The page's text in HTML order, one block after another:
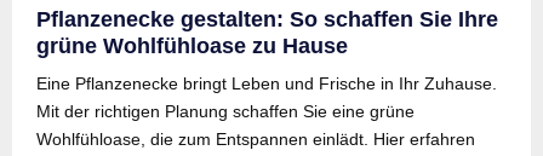
Pflanzenecke gestalten: So schaffen Sie Ihre
grüne Wohlfühloase zu Hause
Eine Pflanzenecke bringt Leben und Frische in Ihr Zuhause.
Mit der richtigen Planung schaffen Sie eine grüne
Wohlfühloase, die zum Entspannen einlädt. Hier erfahren